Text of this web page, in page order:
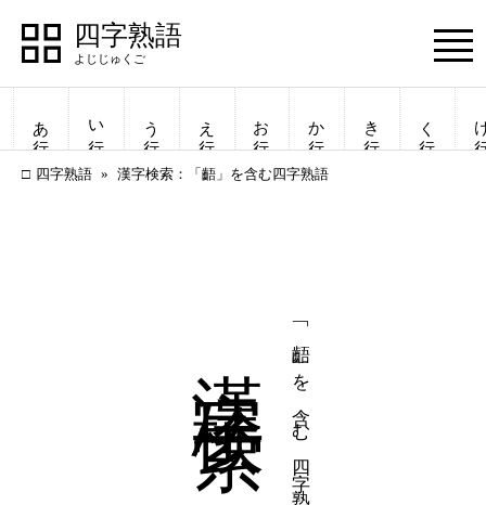
四字熟語
四字熟語
一覧表示
Menu
あ行 い行 う行 え行 お行 か行 き行 く行
四字熟語 漢字検索：「齬」を含む四字熟語
「齬」を含む四字熟語
四字熟語
一覧表示